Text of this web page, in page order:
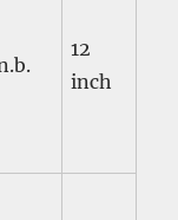
12
inch